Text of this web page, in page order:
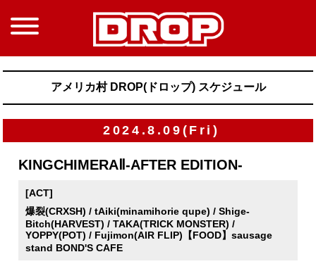
アメリカ村 DROP(ドロップ) スケジュール
2024.8.09(Fri)
KINGCHIMERAⅡ-AFTER EDITION-
[ACT]
爆裂(CRXSH) / tAiki(minamihorie qupe) / Shige-
Bitch(HARVEST) / TAKA(TRICK MONSTER) /
YOPPY(POT) / Fujimon(AIR FLIP)【FOOD】sausage
stand BOND'S CAFE